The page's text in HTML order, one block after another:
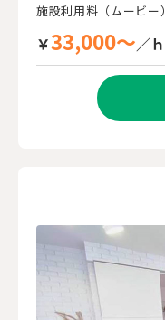
施設利用料（ムービー）
￥33,000～／ｈ